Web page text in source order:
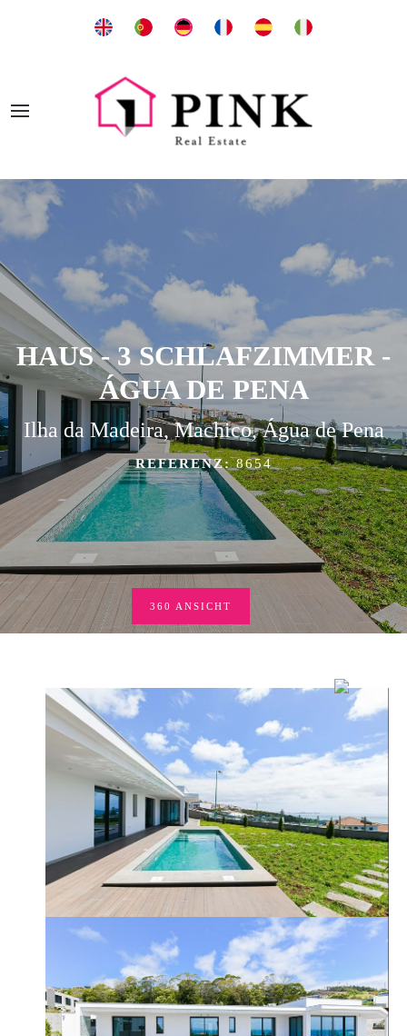
HAUS - 3 SCHLAFZIMMER -
ÁGUA DE PENA
Ilha da Madeira, Machico, Água de Pena
REFERENZ:8654
360 ANSICHT